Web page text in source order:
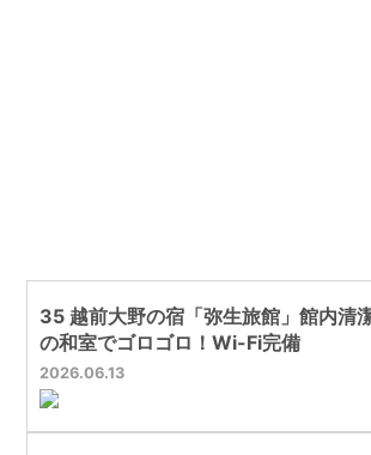
2026 06 13
35 越前大野の宿「弥生旅館」館内清
の和室でゴロゴロ！Wi-Fi完備